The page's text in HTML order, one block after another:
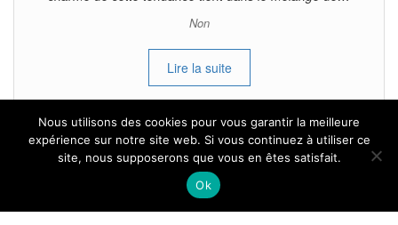
Non
Lire la suite
Tous droits reservés.
Nous utilisons des cookies pour vous garantir la meilleure
expérience sur notre site web. Si vous continuez à utiliser ce
site, nous supposerons que vous en êtes satisfait.
Ok